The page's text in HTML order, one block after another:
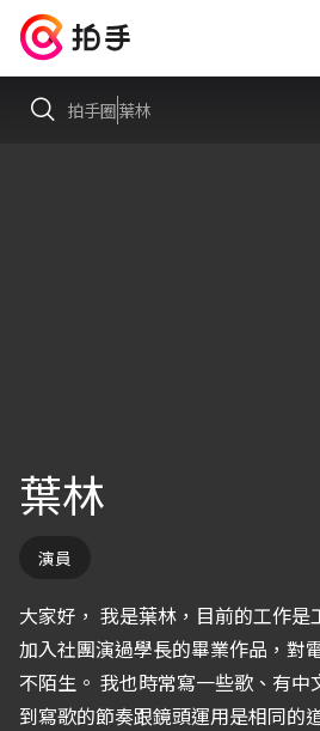
拍手圈葉林
葉林
演員
大家好， 我是葉林，目前的工作是
加入社團演過學長的畢業作品，對
不陌生。 我也時常寫一些歌、有中
到寫歌的節奏跟鏡頭運用是相同的